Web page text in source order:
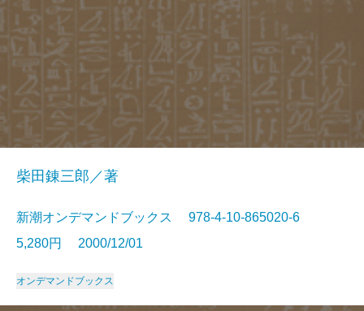
柴田錬三郎／著
新潮オンデマンドブックス 978-4-10-865020-6
5,280円 2000/12/01
オンデマンドブックス